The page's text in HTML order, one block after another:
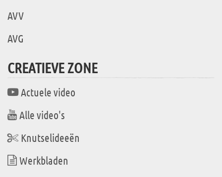
AVV
AVG
CREATIEVE ZONE
Actuele video
Alle video's
Knutselideeën
Werkbladen